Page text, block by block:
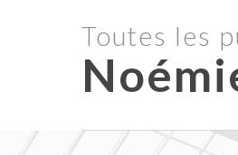
Toutes les